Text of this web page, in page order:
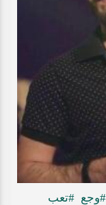
#وجع #تعب